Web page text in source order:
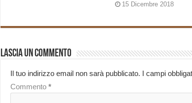
15 Dicembre 2018
Lascia un commento
Il tuo indirizzo email non sarà pubblicato. I campi
Commento *